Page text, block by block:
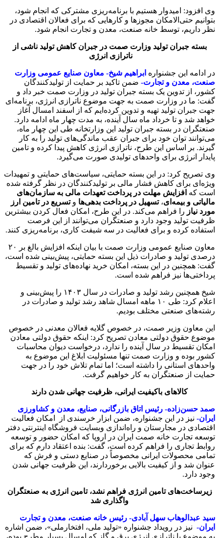
وی افزود: امیدوار هستیم با برنامه‌ریزی مشترکی که انجام شود،
بتوانیم حتی‌الامکان مجوزها و کارهایی که برای فعالان اقتصادی در
نظر داریم، توسط خانه صنعت، معدن و تجارت انجام شود.
بسته جبران تولید وزارت صمت در جبران کاهش تولید ناشی از
ناترازی‌ انرژی
در ادامه این جشنواره ابراهیم شیخ- معاون صنایع عمومی وزارت
صنعت، معدن و تجارت- ضمن تاکید بر حمایت از تولیدکنندگان
کشور، از تدوین یک بسته جبران تولید در وزارت صمت خبر داد و
گفت: ما در وزارت صمت به جهت موضوع ناترازی‌ انرژی، برنامه‌ای
جهت جبران تولید تهیه و تدوین کرده‌ایم که از اسفند امسال آغاز
خواهد شد و تا خرداد ماه سال آینده، به مدت چهار ماه ادامه دارد.
صنعتگران در بسته جبران تولید این وزارتخانه طی این چهار ماه،
می‌توانند توان خود برای جبران عقب ماندگی‌های تولید را به کار
گیرند. بر اساس این طرح، ناترازی انرژی کاهش پیدا کرده و تامین
پایدار انرژی برای واحدهای تولیدی صورت می‌گیرد.
وی تصریح کرد: در این بسته حمایتی، سیاست‌های حمایتی و تمهیدات
ویژه‌ای برای کاهش فشار مالی بر تولیدکنندگان در نظر گرفته شده
است که افزایش مهلت در پرداخت تعهدات مالی به سازمان‌های
مالیاتی و بیمه‌ای،تسهیل در پرداخت بدهی‌ها وتسریع در تامین ارز
مورد نیاز را فراهم می‌کند. در این طرح، امکان فعال کردن بیشترین
ظرفیت تولید وجود دارد و صنعتگران می‌توانند از این فرصت
استفاده کرده و برای فعالیت در سه شیفت کاری، برنامه‌ریزی کنند.
معاون صنایع عمومی‌ وزارت صمت با بیان اینکه افزایش بالغ بر ٢٠
درصدی تولید و صادرات ذیل این بسته حمایتی، پیش‌بینی‌ شده است،
گفت: همچنین در این بسته، امکان خرید نهاده‌های تولید و تقسیط
پرداختی‌ها نیز فراهم شده است.
شیخ همچنین رشد تولید و صادرات در سال ۱۴۰۳ را پیش‌بینی و
اعلام کرد: طی ۱۰ ماهه امسال شاهد رشد تولید و صادرات در
رشته‌های صنعتی مختلف بودیم.
این معاون وزیر صمت، در خصوص گلایه فعالان معدنی در خصوص
موضوع حقوق دولتی معادن تصریح کرد: اینکه حقوق دولتی معادن
امکان تقسیط در سال آینده را ندارد، درخواست دیوان محاسبات
کشور بوده و وزارت صمت تنها مسئولیت ابلاغ این موضوع به
واحدهای استانی را داشته است؛ اما تمام تلاش خود را در جهت
حمایت از صنعتگران به کار خواهیم گرفت.
کالاهای باکیفیت ایرانی، ظرفیت جهانی شدن دارند
صمد حسن‌زاده- رئیس اتاق بازرگانی، صنایع، معدن و کشاورزی
ایران- نیز در این جشنواره، ضمن ابزار خرسندی از امکان فعالیت
اقتصادی در مجارستان و راه‌اندازی وب‎سایت فروشگاه اینترنتی دفتر
توسعه تجارت خانه صمت ایران در اروپا که امکان حضور و توسعه
روابط تجاری را فراهم کرده است، گفت: بنده اعتقاد دارم که برای
تمامی محصولات ایرانی مخصوصاً در صنایع دستی و فرش که
عنوان شد و از کیفیت بالایی برخوردارند، این ظرفیت جهانی شدن
وجود دارد.
زیرساخت‌های تامین انرژی فراهم نشد، تامین انرژی به صنعتگران
واگذاری شد
سید عبدالوهاب سهل آبادی- رئیس خانه صنعت، معدن و تجارت
ایران- نیز در رویداد جشنواره «تولید ملی، افتخارملی»، ضمن اشاره
به موضوع با ناترازی انرژی برق و گاز که امسال بسیار مطرح بوده،